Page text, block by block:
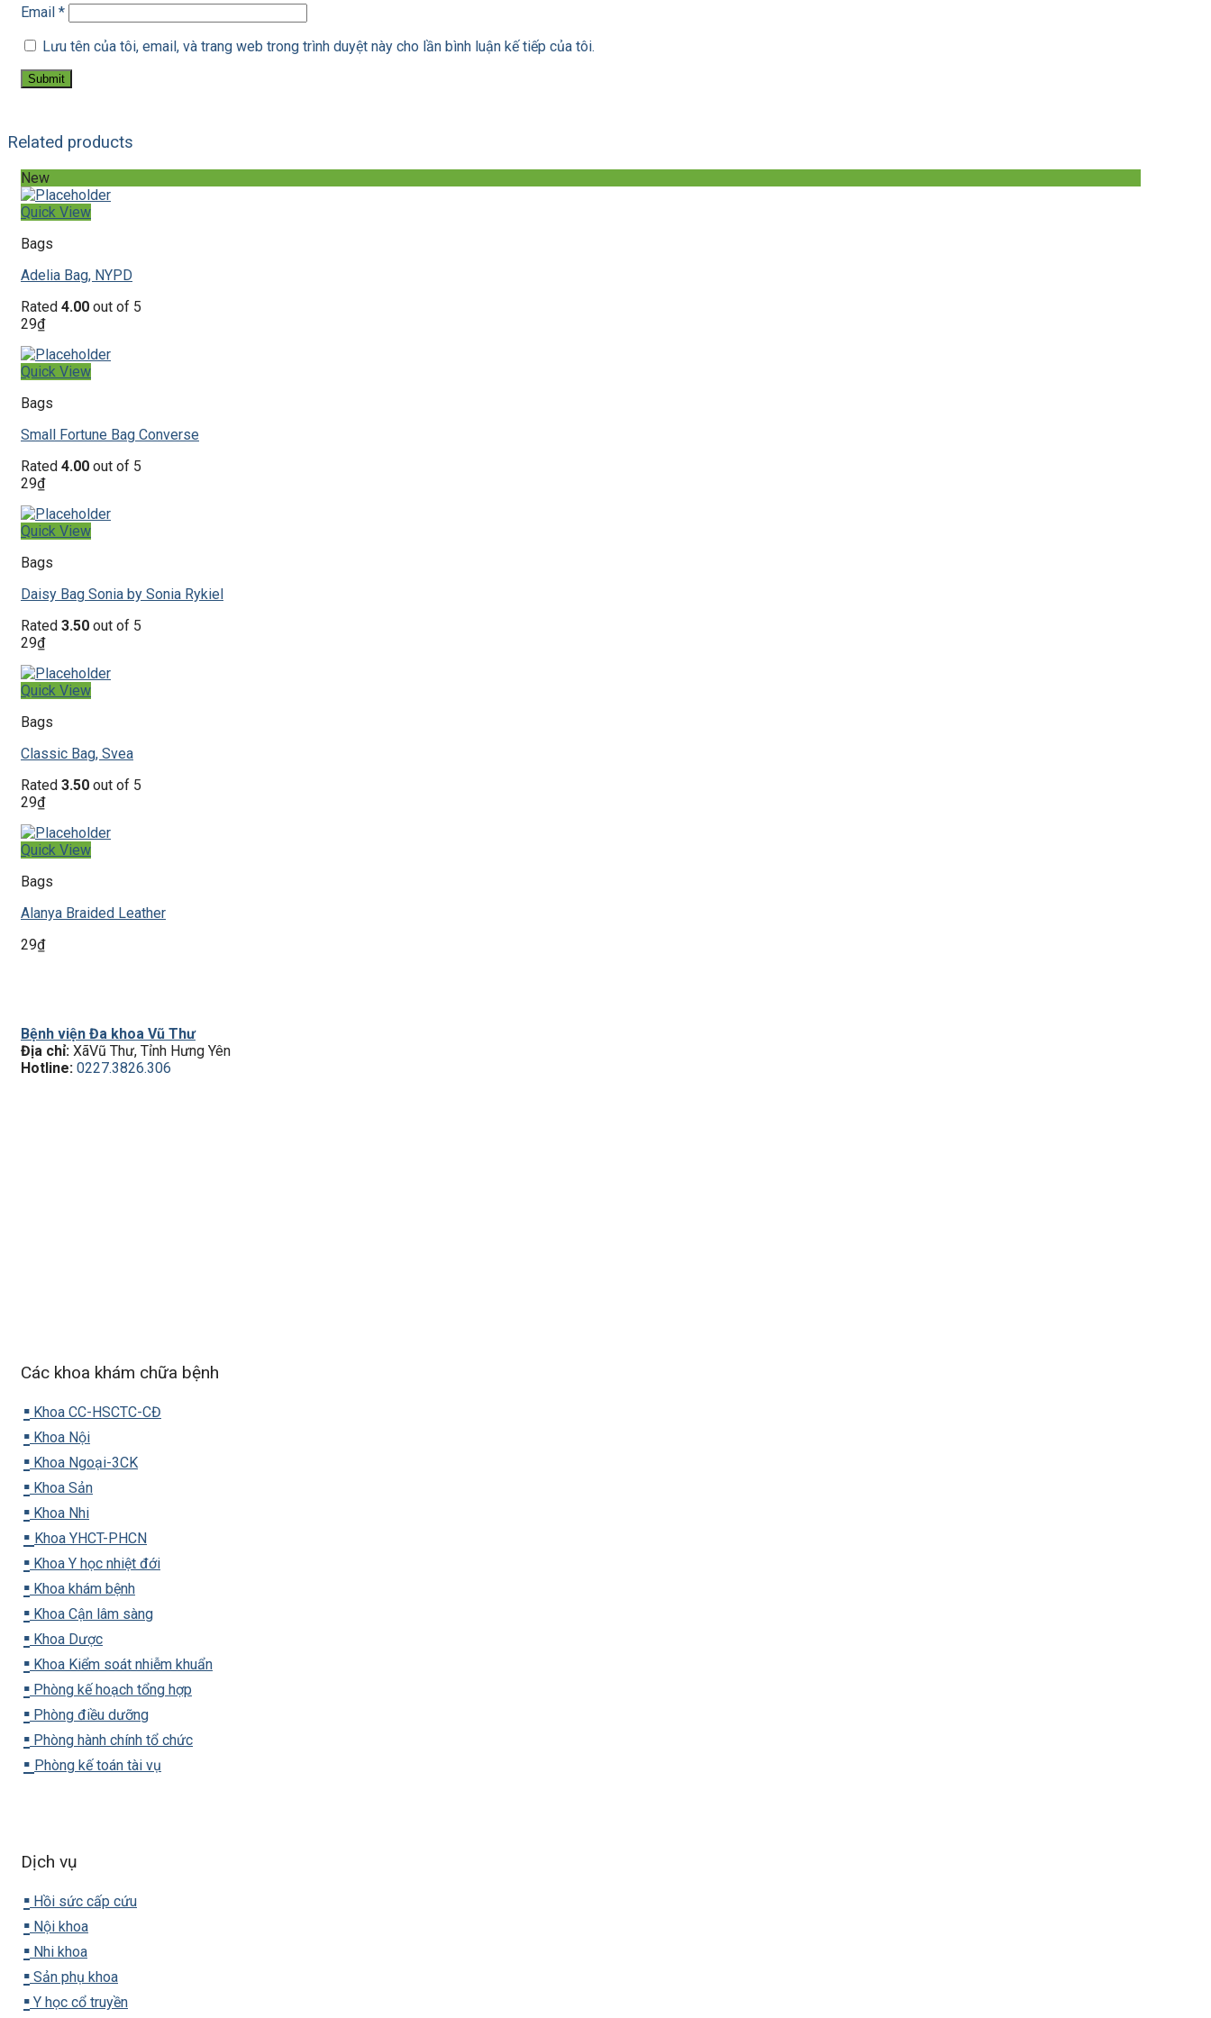
Email *
Lưu tên của tôi, email, và trang web trong trình duyệt này cho lần bình luận kế tiếp của tôi.
Related products
New
Quick View
Bags
Adelia Bag, NYPD
Rated 4.00 out of 5
29₫
Quick View
Bags
Small Fortune Bag Converse
Rated 4.00 out of 5
29₫
Quick View
Bags
Daisy Bag Sonia by Sonia Rykiel
Rated 3.50 out of 5
29₫
Quick View
Bags
Classic Bag, Svea
Rated 3.50 out of 5
29₫
Quick View
Bags
Alanya Braided Leather
29₫
Bệnh viện Đa khoa Vũ Thư
Địa chỉ: XãVũ Thư, Tỉnh Hưng Yên
Hotline: 0227.3826.306
Các khoa khám chữa bệnh
▪️ Khoa CC-HSCTC-CĐ
▪️ Khoa Nội
▪️ Khoa Ngoại-3CK
▪️ Khoa Sản
▪️ Khoa Nhi
▪️ Khoa YHCT-PHCN
▪️ Khoa Y học nhiệt đới
▪️ Khoa khám bệnh
▪️ Khoa Cận lâm sàng
▪️ Khoa Dược
▪️ Khoa Kiểm soát nhiễm khuẩn
▪️ Phòng kế hoạch tổng hợp
▪️ Phòng điều dưỡng
▪️ Phòng hành chính tổ chức
▪️ Phòng kế toán tài vụ
Dịch vụ
▪️ Hồi sức cấp cứu
▪️ Nội khoa
▪️ Nhi khoa
▪️ Sản phụ khoa
▪️ Y học cổ truyền